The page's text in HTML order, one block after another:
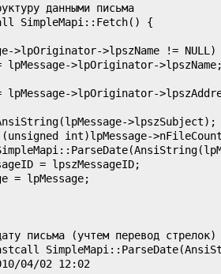
данными письма
SimpleMapi::Fetch() {
>lpOriginator->lpszName !=
lpMessage->lpOriginator-
lpMessage->lpOriginator-
>lpszSubject);
int)lpMessage-
= lpszMessageID;
= lpMessage;
письма (учтем перевод стрелок)
04/02 12:02